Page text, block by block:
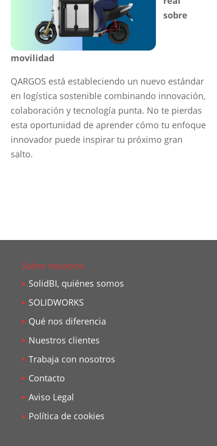
sobre
movilidad
QARGOS está estableciendo un nuevo estándar
en logística sostenible combinando innovación,
colaboración y tecnología punta. No te pierdas
esta oportunidad de aprender cómo tu enfoque
innovador puede inspirar tu próximo gran
salto.
Sobre nosotros
SolidBI, quiénes somos
SOLIDWORKS
Qué nos diferencia
Nuestros clientes
Trabaja con nosotros
Contacto
Aviso Legal
Política de cookies